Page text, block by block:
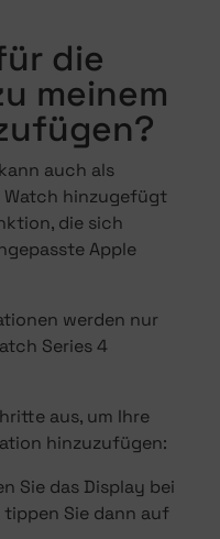
die
meinem
auch als
Watch hinzugefügt
die sich
Apple
werden nur
Series 4
aus, um Ihre
hinzuzufügen:
Sie das Display bei
Sie dann auf